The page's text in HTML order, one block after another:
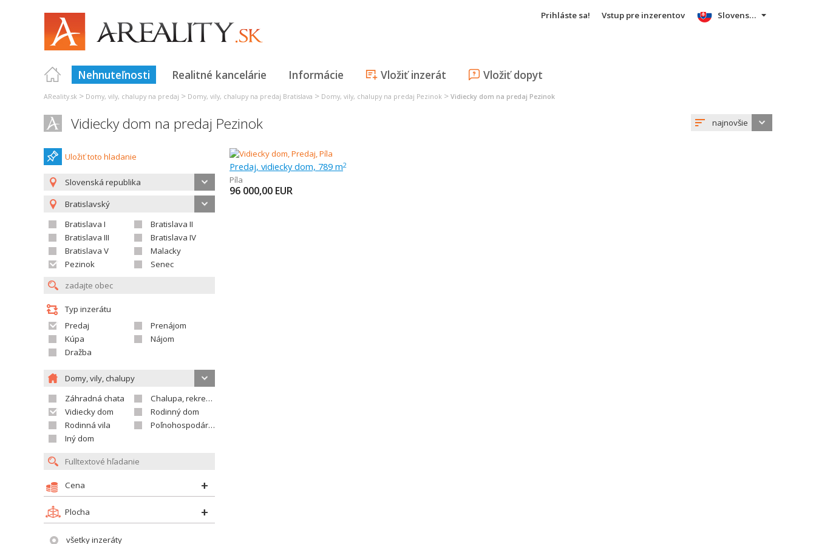
Prihláste sa! Vstup pre inzerentov
Nehnuteľnosti Realitné kancelárie Informácie Vložiť inzerát Vložiť dopyt
Slovensky
AReality.sk > Domy, vily, chalupy na predaj > Domy, vily, chalupy na predaj Bratislava > Domy, vily, chalupy na predaj Pezinok > Vidiecky dom na predaj Pezinok
Vidiecky dom na predaj Pezinok najnovšie
Uložiť toto hladanie
Slovenská republika
Bratislavský
Bratislava I
Bratislava II
Bratislava III
Bratislava IV
Bratislava V
Malacky
Pezinok
Senec
Typ inzerátu
Predaj
Prenájom
Kúpa
Nájom
Dražba
Domy, vily, chalupy
Záhradná chata
Chalupa, rekreačný domček
Vidiecky dom
Rodinný dom
Rodinná vila
Poľnohospodárska usadlosť
Iný dom
Cena
Plocha
všetky inzeráty
Predaj, vidiecky dom, 789 m2
Píla
96 000,00 EUR